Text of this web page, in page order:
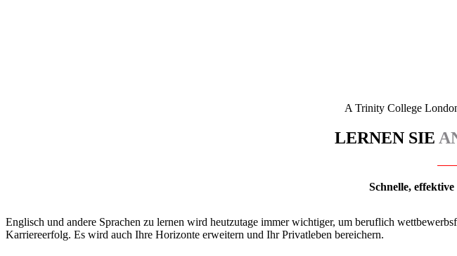
A Trinity College
LERNEN SIE
Schnelle,
Englisch und andere Sprachen zu lernen wird heutzutage immer wichtiger, um beruflich
Karriereerfolg. Es wird auch Ihre Horizonte erweitern und Ihr Privatleben bereichern.